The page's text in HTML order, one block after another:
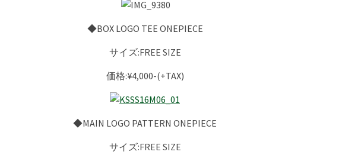
◆BOX LOGO TEE ONEPIECE
サイズ:FREE SIZE
価格:¥4,000-(+TAX)
◆MAIN LOGO PATTERN ONEPIECE
サイズ:FREE SIZE